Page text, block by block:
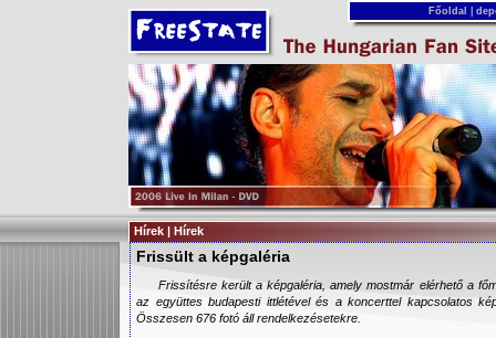
Főoldal
Hírek | Hírek
Frissült a képgaléria
Frissítésre került a képgaléria, amely mostmár elérhető a
az együttes budapesti ittlétével és a koncerttel kapcsolatos
Összesen 676 fotó áll rendelkezésetekre.